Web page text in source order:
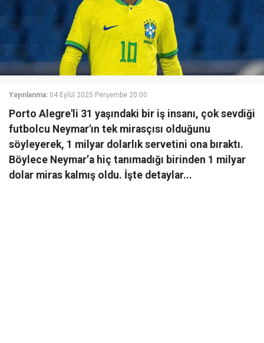
Yayınlanma: 04 Eylül 2025 Perşembe 20:00
Porto Alegre'li 31 yaşındaki bir iş insanı, çok sevdiği
futbolcu Neymar'ın tek mirasçısı olduğunu
söyleyerek, 1 milyar dolarlık servetini ona bıraktı.
Böylece Neymar’a hiç tanımadığı birinden 1 milyar
dolar miras kalmış oldu. İşte detaylar...